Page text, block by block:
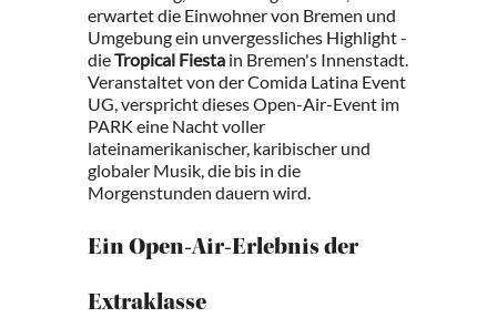
erwartet die Einwohner von Bremen und
Umgebung ein unvergessliches Highlight -
dieTropical Fiesta in Bremen's Innenstadt.
Veranstaltet von der Comida Latina Event
UG, verspricht dieses Open-Air-Event im
PARK eine Nacht voller
lateinamerikanischer, karibischer und
globaler Musik, die bis in die
Morgenstunden dauern wird.
Ein Open-Air-Erlebnis der
Extraklasse